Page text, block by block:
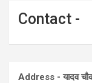
Contact -
Address - यादव चौक,